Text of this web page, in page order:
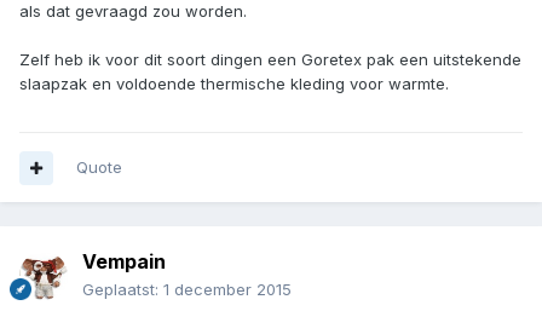
als dat gevraagd zou worden.
Zelf heb ik voor dit soort dingen een Goretex pak een uitstekende
slaapzak en voldoende thermische kleding voor warmte.
Quote
Vempain
Geplaatst: 1 december 2015